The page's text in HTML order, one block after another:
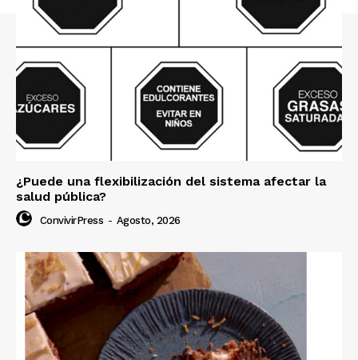
¿Puede una flexibilización del sistema afectar la
salud pública?
ConvivirPress - Agosto, 2026